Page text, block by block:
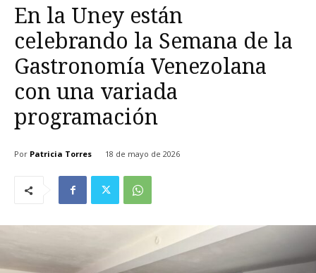
En la Uney están
celebrando la Semana de la
Gastronomía Venezolana
con una variada
programación
Por Patricia Torres 18 de mayo de 2026